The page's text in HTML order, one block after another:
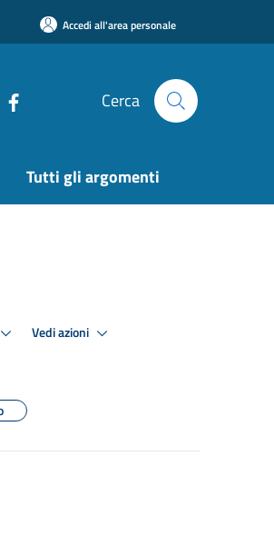
Accedi all'area personale
Cerca
Tutti gli argomenti
Vedi azioni